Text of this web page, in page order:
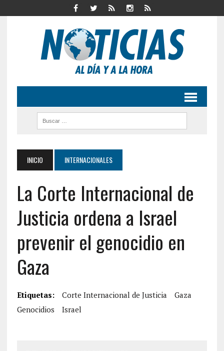
INICIO INTERNACIONALES
La Corte Internacional de
Justicia ordena a Israel
prevenir el genocidio en
Gaza
Etiquetas: Corte Internacional de Justicia
Gaza
Genocidios
Israel